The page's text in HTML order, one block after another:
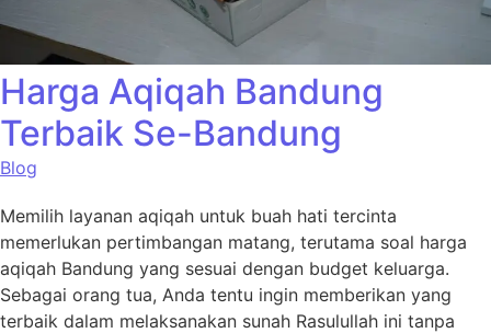
Harga Aqiqah Bandung
Terbaik Se-Bandung
Blog
Memilih layanan aqiqah untuk buah hati tercinta
memerlukan pertimbangan matang, terutama soal harga
aqiqah Bandung yang sesuai dengan budget keluarga.
Sebagai orang tua, Anda tentu ingin memberikan yang
terbaik dalam melaksanakan sunah Rasulullah ini tanpa